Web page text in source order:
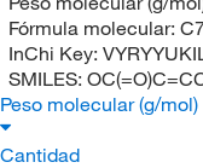
Fórmula molecular:
InChi Key:
SMILES:
Peso molecular (g/mol)
Cantidad